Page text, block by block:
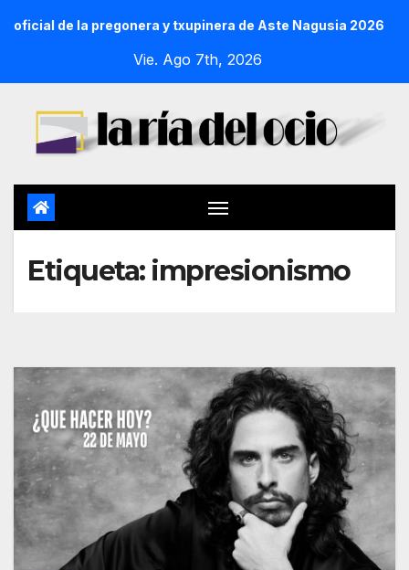
de la pregonera y txupinera de Aste Nagusia 2026
Vie. Ago 7th, 2026
Etiqueta: impresionismo